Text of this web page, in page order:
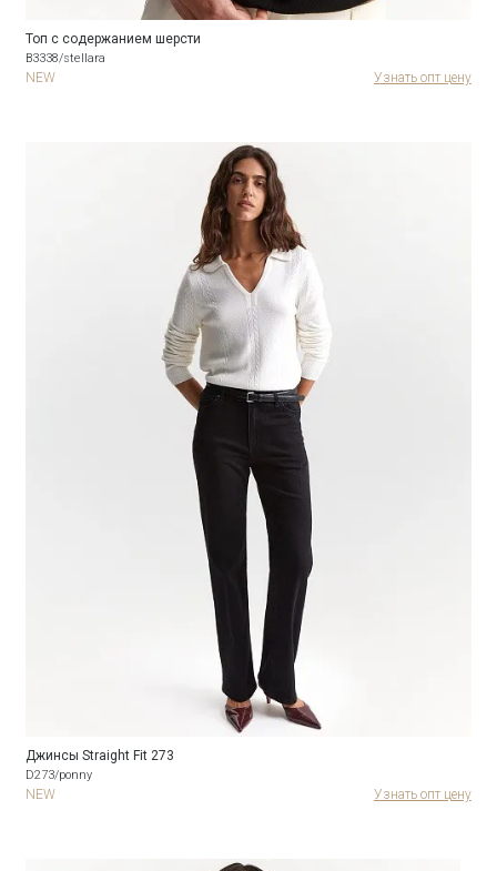
Топ с содержанием шерсти
B3338/stellara
NEW Узнать опт цену
Джинсы Straight Fit 273
D273/ponny
NEW Узнать опт цену